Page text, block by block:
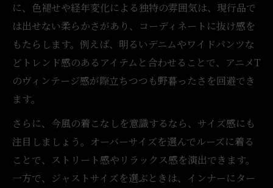
に、色褪せや経年変化による独特の雰囲気は、現行品で
は出せない柔らかさがあり、コーディネートに抜け感を
もたらします。例えば、明るいデニムやワイドパンツな
どトレンド感のあるアイテムと合わせることで、アニメT
のヴィンテージ感が際立ちつつも野暮ったさを回避でき
ます。
さらに、今風の着こなしを意識するなら、サイズ感にも
注目しましょう。オーバーサイズを選んでルーズに着る
ことで、ストリート感やリラックス感を演出できます。
一方で、ジャストサイズを選ぶときは、インナーにター